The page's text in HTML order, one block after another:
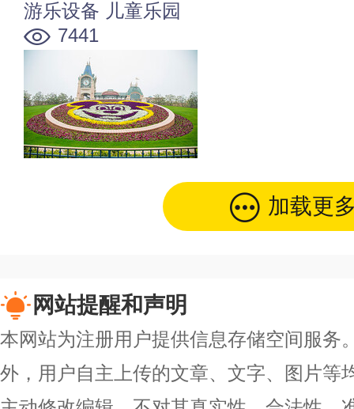
游乐设备 儿童乐园
7441
加载更
网站提醒和声明
本网站为注册用户提供信息存储空间服务
外，用户自主上传的文章、文字、图片等